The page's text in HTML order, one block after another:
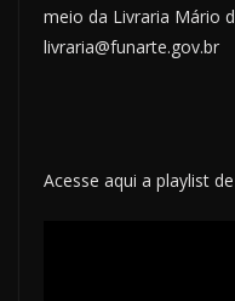
meio da Livraria Mário
livraria@funarte.gov.br
Acesse aqui a playlist